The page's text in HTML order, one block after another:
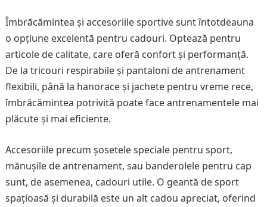
Îmbrăcămintea și accesoriile sportive sunt întotdeauna
o opțiune excelentă pentru cadouri. Optează pentru
articole de calitate, care oferă confort și performanță.
De la tricouri respirabile și pantaloni de antrenament
flexibili, până la hanorace și jachete pentru vreme rece,
îmbrăcămintea potrivită poate face antrenamentele mai
plăcute și mai eficiente.
Accesoriile precum șosetele speciale pentru sport,
mănușile de antrenament, sau banderolele pentru cap
sunt, de asemenea, cadouri utile. O geantă de sport
spațioasă și durabilă este un alt cadou apreciat, oferind